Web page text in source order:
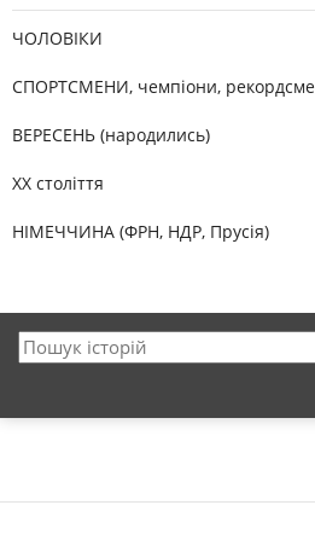
ЧОЛОВІКИ
СПОРТСМЕНИ, чемпіони,
ВЕРЕСЕНЬ (народились)
XX століття
НІМЕЧЧИНА (ФРН, НДР, Прусія)